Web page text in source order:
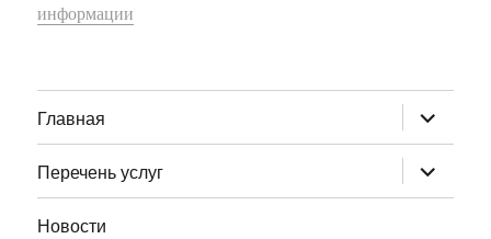
информации
Главная раскрыть
дочернее
меню
Перечень услуг
раскрыть
дочернее
меню
Новости